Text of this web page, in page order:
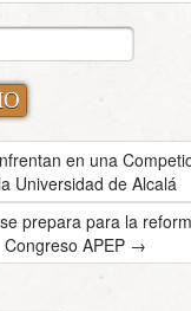
en una
Universidad de Alcalá
prepara para la
Congreso APEP →